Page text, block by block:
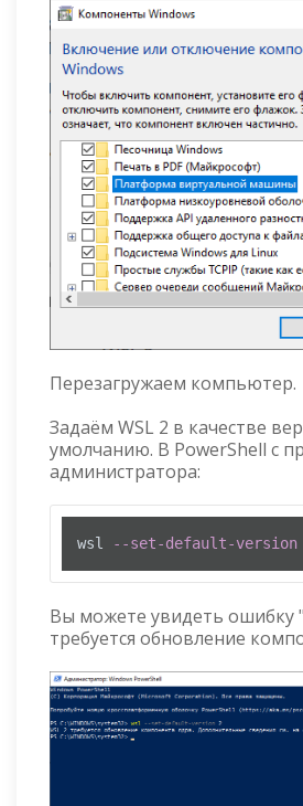
Перезагружаем компьютер.
Задаём WSL 2 в качестве
умолчанию. В PowerShell с
администратора:
wsl --set-default-version
Вы можете увидеть ошибку
требуется обновление